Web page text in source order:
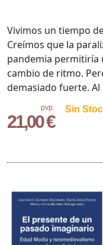
pvp.
21,00 €
Sin
Vivimos un tiempo
Creímos que la
pandemia permitiría
cambio de ritmo.
demasiado fuerte. Al